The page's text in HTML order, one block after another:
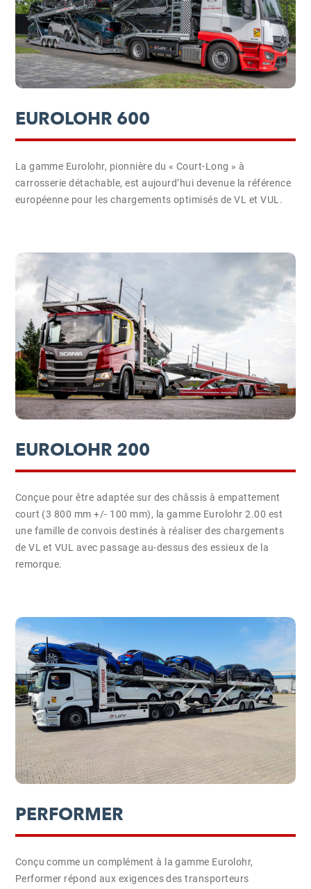
EUROLOHR 600
La gamme Eurolohr, pionnière du « Court-Long » à
carrosserie détachable, est aujourd’hui devenue la référence
européenne pour les chargements optimisés de VL et VUL.
EUROLOHR 200
Conçue pour être adaptée sur des châssis à empattement
court (3 800 mm +/- 100 mm), la gamme Eurolohr 2.00 est
une famille de convois destinés à réaliser des chargements
de VL et VUL avec passage au-dessus des essieux de la
remorque.
PERFORMER
Conçu comme un complément à la gamme Eurolohr,
Performer répond aux exigences des transporteurs